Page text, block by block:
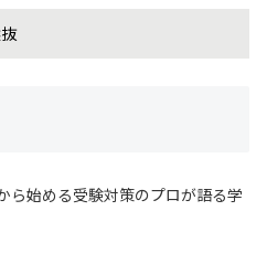
ら始める受験対策のプロが語る学